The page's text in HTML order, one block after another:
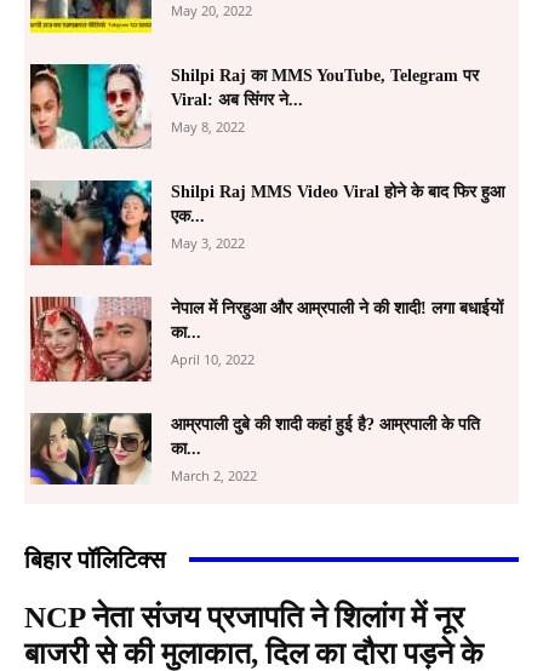
May 20, 2022
Shilpi Raj का MMS YouTube, Telegram पर
Viral: अब सिंगर ने...
May 8, 2022
Shilpi Raj MMS Video Viral होने के बाद फिर हुआ
एक...
May 3, 2022
नेपाल में निरहुआ और आम्रपाली ने की शादी! लगा बधाईयों
का...
April 10, 2022
आम्रपाली दुबे की शादी कहां हुई है? आम्रपाली के पति
का...
March 2, 2022
बिहार पॉलिटिक्स
NCP नेता संजय प्रजापति ने शिलांग में नूर
बाजरी से की मुलाकात, दिल का दौरा पड़ने के